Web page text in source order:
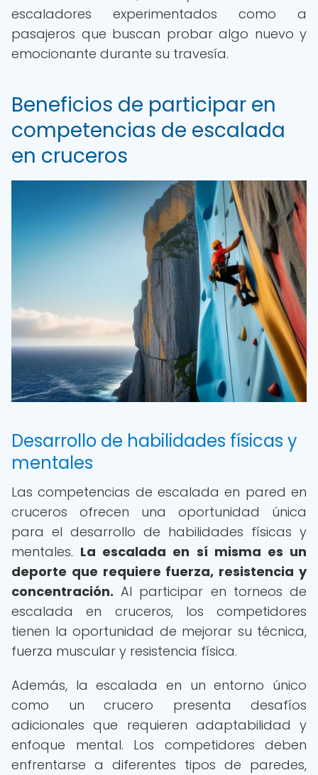
escaladores experimentados como a
pasajeros que buscan probar algo nuevo y
emocionante durante su travesía.
Beneficios de participar en
competencias de escalada
en cruceros
Desarrollo de habilidades físicas y
mentales
Las competencias de escalada en pared en
cruceros ofrecen una oportunidad única
para el desarrollo de habilidades físicas y
mentales. La escalada en sí misma es un
deporte que requiere fuerza, resistencia y
concentración. Al participar en torneos de
escalada en cruceros, los competidores
tienen la oportunidad de mejorar su técnica,
fuerza muscular y resistencia física.
Además, la escalada en un entorno único
como un crucero presenta desafíos
adicionales que requieren adaptabilidad y
enfoque mental. Los competidores deben
enfrentarse a diferentes tipos de paredes,